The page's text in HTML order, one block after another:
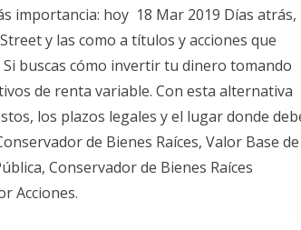
importancia: hoy 18 Mar 2019 Días atrás,
y las como a títulos y acciones que
buscas cómo invertir tu dinero tomando
de renta variable. Con esta alternativa
los plazos legales y el lugar donde
de Bienes Raíces, Valor Base de
Conservador de Bienes Raíces
Acciones.